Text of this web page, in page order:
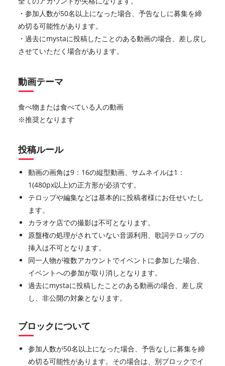
・参加人数が50名以上になった場合、予告なしに募集を締
め切る可能性があります。
・過去にmystaに投稿したことのある動画の場合、差し戻し
させていただく場合があります。
動画テーマ
食べ物または食べている人の動画
※推奨となります
投稿ルール
動画の画角は9：16の縦型動画、サムネイルは1：
1(480px以上)の正方形が必須です。
テロップや編集などは基本的に投稿者様にお任せいたし
ます。
カラオケ店での撮影は不可となります。
原盤権の処理がされていない音源利用、歌詞テロップの
挿入は不可となります。
同一人物が複数アカウントでイベントに参加した場合、
イベントへの参加が取り消しとなります。
過去にmystaに投稿したことのある動画の場合、差し戻
し、非公開の対象となります。
ブロックについて
参加人数が50名以上になった場合、予告なしに募集を締
め切る可能性があります。その場合は、別ブロックでイ